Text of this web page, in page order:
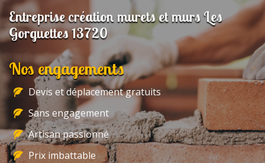
Entreprise création murets et murs Les
Gorguettes 13720
Nos engagements
Devis et déplacement gratuits
Sans engagement
Artisan passionné
Prix imbattable